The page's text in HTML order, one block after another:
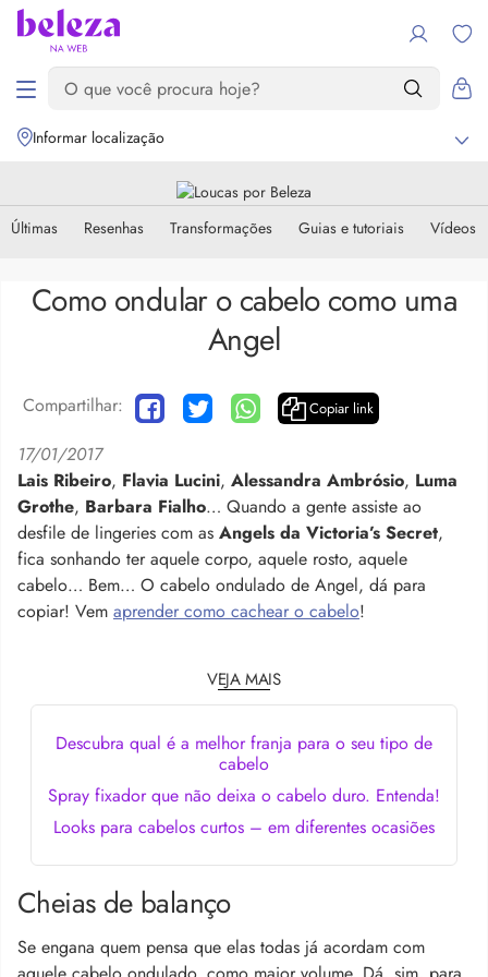
Informar localização
Últimas Resenhas Transformações Guias e tutoriais Vídeos
Como ondular o cabelo como uma
Angel
Compartilhar: Copiar link
17/01/2017
Lais Ribeiro, Flavia Lucini, Alessandra Ambrósio, Luma
Grothe, Barbara Fialho… Quando a gente assiste ao
desfile de lingeries com as Angels da Victoria’s Secret,
fica sonhando ter aquele corpo, aquele rosto, aquele
cabelo… Bem… O cabelo ondulado de Angel, dá para
copiar! Vem aprender como cachear o cabelo!
VEJA MAIS
Descubra qual é a melhor franja para o seu tipo de
cabelo
Spray fixador que não deixa o cabelo duro. Entenda!
Looks para cabelos curtos – em diferentes ocasiões
Cheias de balanço
Se engana quem pensa que elas todas já acordam com